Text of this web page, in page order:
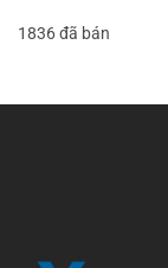
1836 đã bán